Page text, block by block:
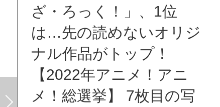
ざ・ろっく！」、1位
は…先の読めないオリジ
ナル作品がトップ！
【2022年アニメ！アニ
メ！総選挙】 7枚目の写